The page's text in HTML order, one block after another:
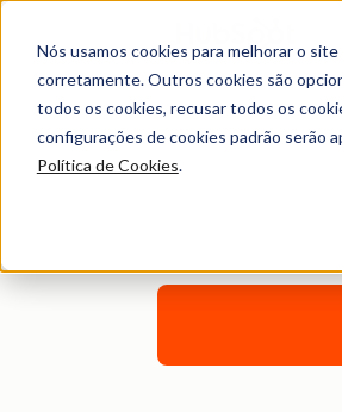
Nós usamos cookies para melhorar o
corretamente. Outros cookies são
todos os cookies, recusar todos os
configurações de cookies padrão serão
Política de Cookies.